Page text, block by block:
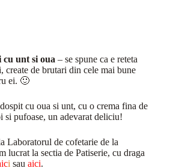
unt si oua – se spune ca e reteta
create de brutari din cele mai bune
ei. 🙂
cu oua si unt, cu o crema fina de
si pufoase, un adevarat deliciu!
Laboratorul de cofetarie de la
lucrat la sectia de Patiserie, cu draga
i sau aici.